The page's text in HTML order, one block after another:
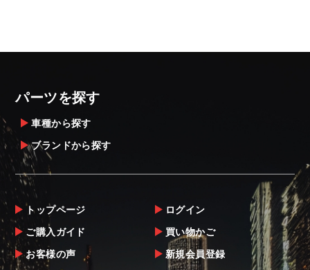
パーツを探す
車種から探す
ブランドから探す
トップページ
ご購入ガイド
お客様の声
ログイン
買い物かご
新規会員登録